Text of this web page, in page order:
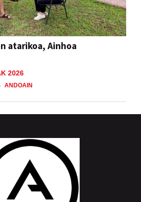
atarikoa, Ainhoa
2026
ANDOAIN